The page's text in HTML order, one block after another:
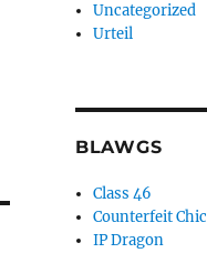
Uncategorized
Urteil
BLAWGS
Class 46
Counterfeit Chic
IP Dragon